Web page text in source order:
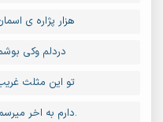
هزار پژاره ی
دردلم وکی
تو این مثلث
.دارم به اخر